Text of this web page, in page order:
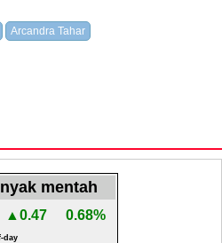
Arcandra Tahar
mentah
▲0.47 0.68%
day